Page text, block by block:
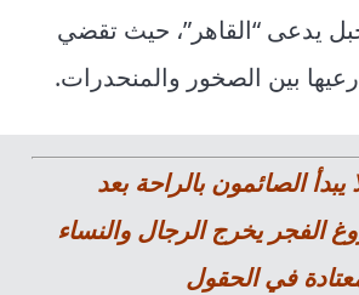
يدعى “القاهر”، حيث تقضي
بين الصخور والمنحدرات.
يبدأ الصائمون بالراحة بعد
الفجر يخرج الرجال والنساء
في الحقول